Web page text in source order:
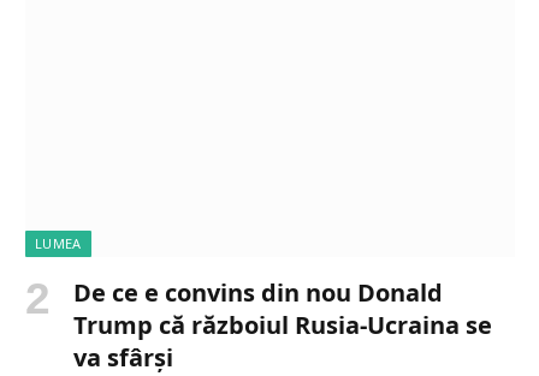
LUMEA
De ce e convins din nou Donald
Trump că războiul Rusia-Ucraina se
va sfârși